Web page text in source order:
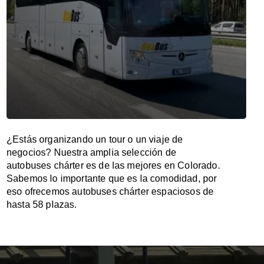
¿Estás organizando un tour o un viaje de
negocios? Nuestra amplia selección de
autobuses chárter es de las mejores en Colorado.
Sabemos lo importante que es la comodidad, por
eso ofrecemos autobuses chárter espaciosos de
hasta 58 plazas.